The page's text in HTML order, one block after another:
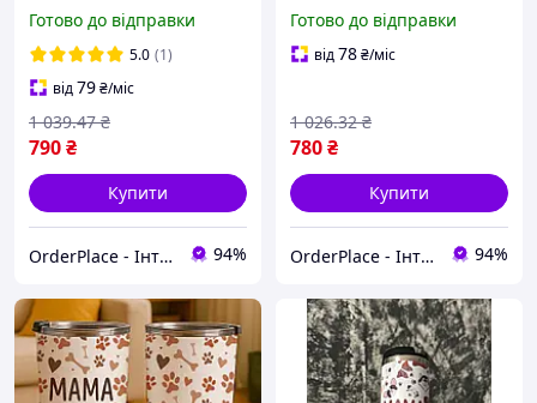
чай термочашка школа
термокружки кружка
термос Біла
Готово до відправки
5.0 (1)
від79₴/міс
790₴
1 039.47 ₴
Купити
OrderPlace - Інтернет-магазин товарів для дому 94%
thermos cup Lugi,
термочашка кераміка
Готово до відправки
від78₴/міс
780₴
1 026.32 ₴
Купити
OrderPlace - Інтернет-магазин товарів для дому 94%